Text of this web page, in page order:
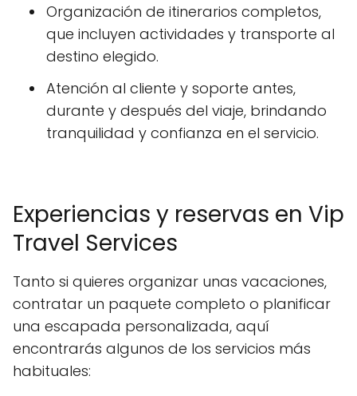
Organización de itinerarios completos,
que incluyen actividades y transporte al
destino elegido.
Atención al cliente y soporte antes,
durante y después del viaje, brindando
tranquilidad y confianza en el servicio.
Experiencias y reservas en Vip
Travel Services
Tanto si quieres organizar unas vacaciones,
contratar un paquete completo o planificar
una escapada personalizada, aquí
encontrarás algunos de los servicios más
habituales: